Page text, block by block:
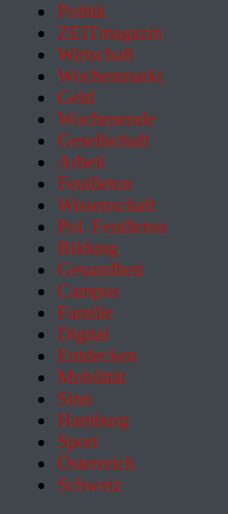
Politik
ZEITmagazin
Wirtschaft
Wochenmarkt
Geld
Wochenende
Gesellschaft
Arbeit
Feuilleton
Wissenschaft
Pol. Feuilleton
Bildung
Gesundheit
Campus
Familie
Digital
Entdecken
Mobilität
Sinn
Hamburg
Sport
Österreich
Schweiz